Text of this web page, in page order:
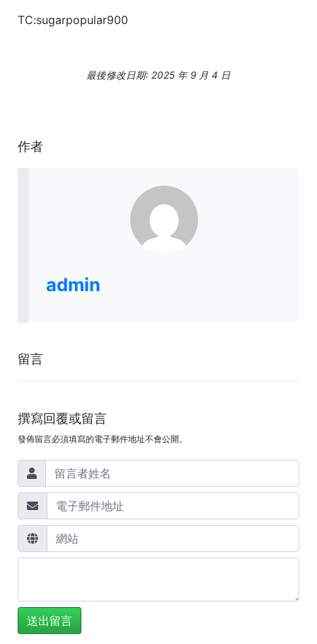
TC:sugarpopular900
最後修改日期: 2025 年 9 月 4 日
作者
admin
留言
撰寫回覆或留言
發佈留言必須填寫的電子郵件地址不會公開。